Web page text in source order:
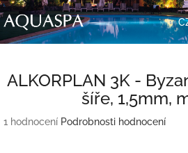
Přejít
na
obsah
ALKORPLAN 3K -
šíře, 1,5mm,
Průměrné
1 hodnocení Podrobnosti hodnocení